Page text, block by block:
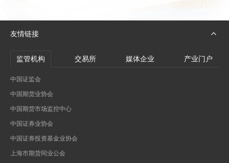
友情链接
监管机构 交易所 媒体企业 产业门户
中国证监会
中国期货业协会
中国期货市场监控中心
中国证券业协会
中国证券投资基金业协会
上海市期货同业公会